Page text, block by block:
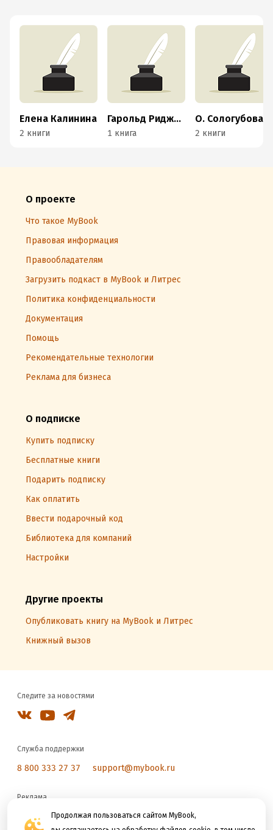
Продолжая пользоваться сайтом MyBook,
Елена Калинина
2 книги
Гарольд Риджуэй
1 книга
О. Сологубова
2 книги
О проекте
Что такое MyBook
Правовая информация
Правообладателям
Загрузить подкаст в MyBook и Литрес
Политика конфиденциальности
Документация
Помощь
Рекомендательные технологии
Реклама для бизнеса
О подписке
Купить подписку
Бесплатные книги
Подарить подписку
Как оплатить
Ввести подарочный код
Библиотека для компаний
Настройки
Другие проекты
Опубликовать книгу на MyBook и Литрес
Книжный вызов
Следите за новостями
Служба поддержки
8 800 333 27 37 support@mybook.ru
Реклама
reklama@litres.ru